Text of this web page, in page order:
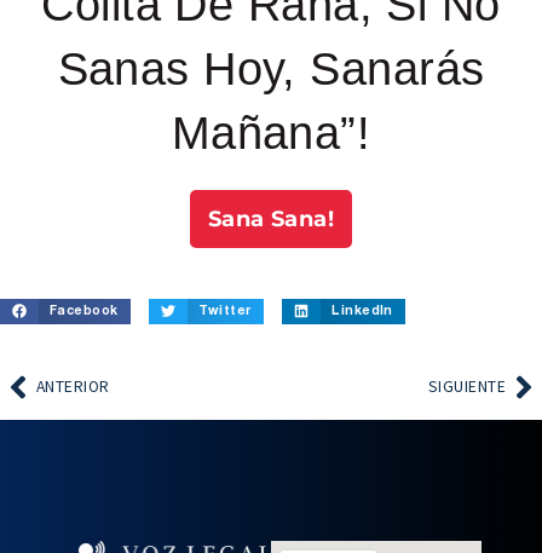
Sanas Hoy, Sanarás
Mañana”!
Sana Sana!
Facebook Twitter LinkedIn
ANTERIOR SIGUIENTE